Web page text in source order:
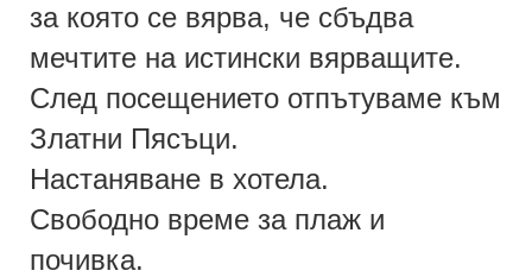
за която се вярва, че сбъдва
мечтите на истински вярващите.
След посещението отпътуваме към
Златни Пясъци.
Настаняване в хотела.
Свободно време за плаж и
почивка.